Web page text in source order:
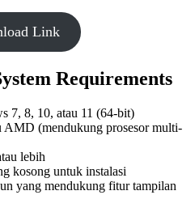
Link
Requirements
7, 8, 10, atau 11 (64-bit)
AMD (mendukung prosesor multi-
lebih
kosong untuk instalasi
yang mendukung fitur tampilan